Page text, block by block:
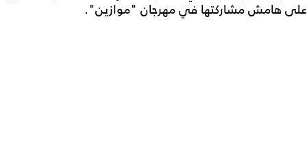
على هامش مشاركتها في مهرجان "موازين".